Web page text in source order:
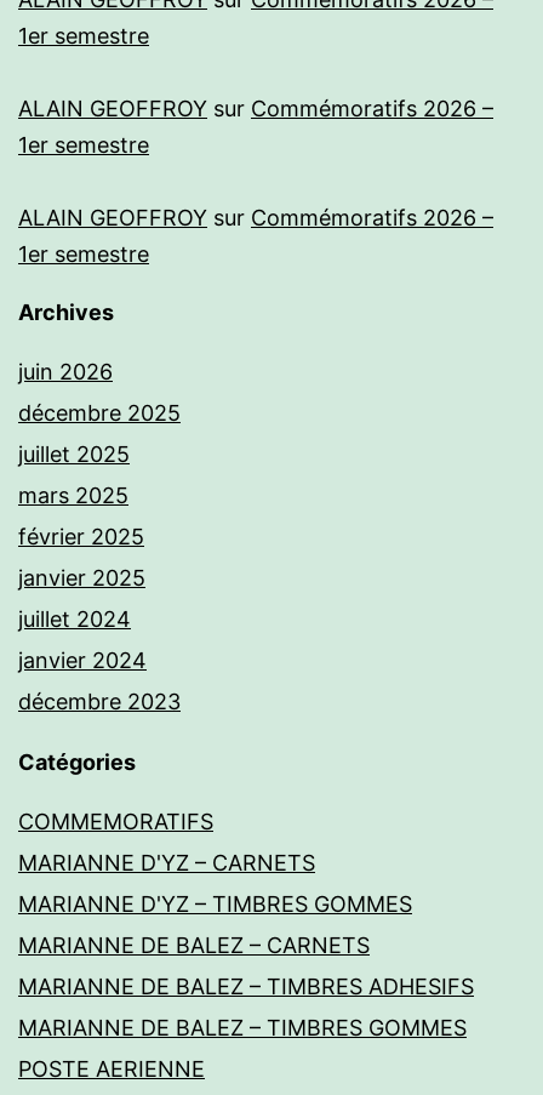
1er semestre
ALAIN GEOFFROY sur Commémoratifs 2026 –
1er semestre
ALAIN GEOFFROY sur Commémoratifs 2026 –
1er semestre
Archives
juin 2026
décembre 2025
juillet 2025
mars 2025
février 2025
janvier 2025
juillet 2024
janvier 2024
décembre 2023
Catégories
COMMEMORATIFS
MARIANNE D'YZ – CARNETS
MARIANNE D'YZ – TIMBRES GOMMES
MARIANNE DE BALEZ – CARNETS
MARIANNE DE BALEZ – TIMBRES ADHESIFS
MARIANNE DE BALEZ – TIMBRES GOMMES
POSTE AERIENNE